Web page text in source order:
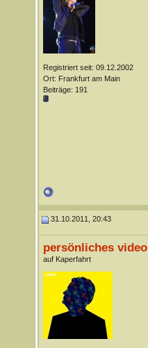
Registriert seit: 09.12.2002
Ort: Frankfurt am Main
Beiträge: 191
31.10.2011, 20:43
persönliches video
auf Kaperfahrt